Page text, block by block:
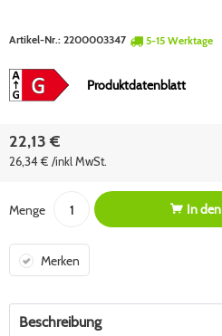
Artikel-Nr.: 2200003347 5-15 Werktage
Produktdatenblatt
22,13 €
26,34 € /inkl MwSt.
Menge In den
Merken
Beschreibung